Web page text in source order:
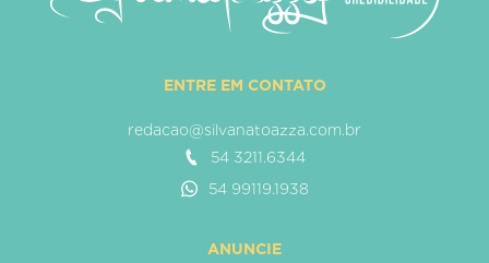
ENTRE EM CONTATO
redacao@silvanatoazza.com.br
54 3211.6344
54 99119.1938
ANUNCIE